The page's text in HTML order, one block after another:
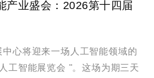
产业盛会：2026第十四届
心将迎来一场人工智能领域的
智能展览会 "。这场为期三天